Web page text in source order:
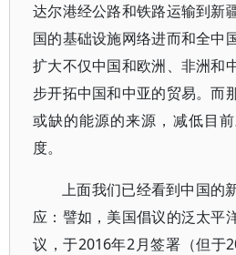
达尔港经公路和铁路运输到新
国的基础设施网络进而和全中
扩大不仅中国和欧洲、非洲和
步开拓中国和中亚的贸易。而
或缺的能源的来源，减低目
度。
上面我们已经看到中国的
应：譬如，美国倡议的泛太平
议，于2016年2月签署（但于